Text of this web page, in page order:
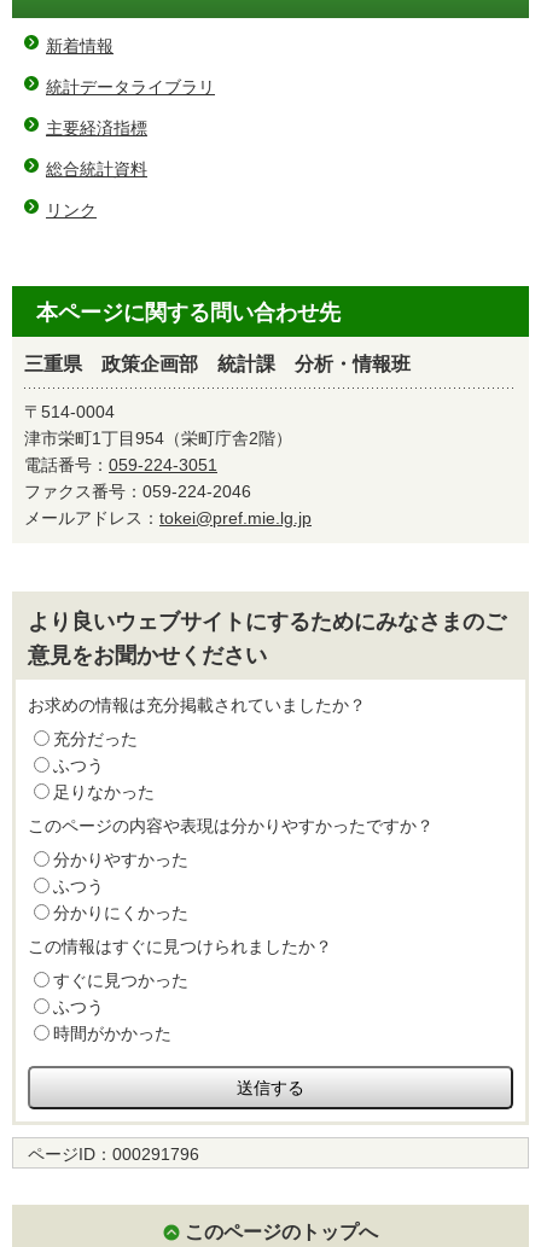
新着情報
統計データライブラリ
主要経済指標
総合統計資料
リンク
本ページに関する問い合わせ先
三重県 政策企画部 統計課 分析・情報班
〒514-0004
津市栄町1丁目954（栄町庁舎2階）
電話番号： 059-224-3051
ファクス番号：059-224-2046
メールアドレス： tokei@pref.mie.lg.jp
より良いウェブサイトにするためにみなさまのご
意見をお聞かせください
お求めの情報は充分掲載されていましたか？
充分だった
ふつう
足りなかった
このページの内容や表現は分かりやすかったですか？
分かりやすかった
ふつう
分かりにくかった
この情報はすぐに見つけられましたか？
すぐに見つかった
ふつう
時間がかかった
ページID： 000291796
このページのトップへ